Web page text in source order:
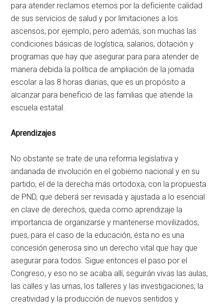
para atender reclamos eternos por la deficiente calidad
de sus servicios de salud y por limitaciones a los
ascensos, por ejemplo, pero además, son muchas las
condiciones básicas de logística, salarios, dotación y
programas que hay que asegurar para para atender de
manera debida la política de ampliación de la jornada
escolar a las 8 horas diarias, que es un propósito a
alcanzar para beneficio de las familias que atiende la
escuela estatal.
Aprendizajes
No obstante se trate de una reforma legislativa y
andanada de involución en el gobierno nacional y en su
partido, el de la derecha más ortodoxa, con la propuesta
de PND, que deberá ser revisada y ajustada a lo esencial
en clave de derechos, queda como aprendizaje la
importancia de organizarse y mantenerse movilizados,
pues, para el caso de la educación, ésta no es una
concesión generosa sino un derecho vital que hay que
asegurar para todos. Sigue entonces el paso por el
Congreso, y eso no se acaba allí, seguirán vivas las aulas,
las calles y las urnas, los talleres y las investigaciones; la
creatividad y la producción de nuevos sentidos y